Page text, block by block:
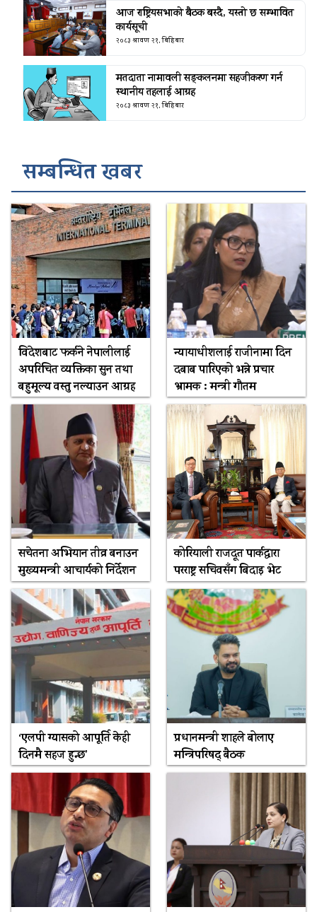
आज राष्ट्रियसभाको बैठक बस्दै, यस्तो छ सम्भावित
कार्यसूची
२०८३ श्रावण २१, बिहिबार
मतदाता नामावली सङ्कलनमा सहजीकरण गर्न
स्थानीय तहलाई आग्रह
२०८३ श्रावण २१, बिहिबार
सम्बन्धित खबर
विदेशबाट फर्कने नेपालीलाई
अपरिचित व्यक्तिका सुन तथा
बहुमूल्य वस्तु नल्याउन आग्रह
न्यायाधीशलाई राजीनामा दिन
दबाब पारिएको भन्ने प्रचार
भ्रामक : मन्त्री गौतम
सचेतना अभियान तीव्र बनाउन
मुख्यमन्त्री आचार्यको निर्देशन
कोरियाली राजदूत पार्कद्वारा
परराष्ट्र सचिवसँग बिदाइ भेट
‘एलपी ग्यासको आपूर्ति केही
दिनमै सहज हुन्छ’
प्रधानमन्त्री शाहले बोलाए
मन्त्रिपरिषद् बैठक